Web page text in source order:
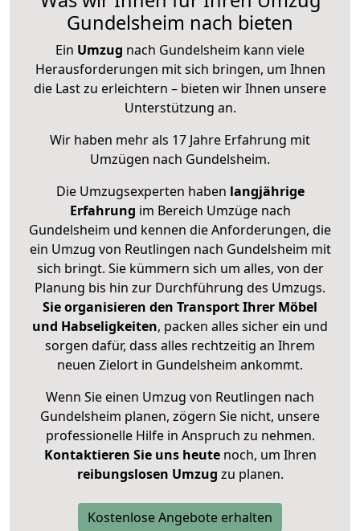
Gundelsheim nach bieten
Ein Umzug nach Gundelsheim kann viele
Herausforderungen mit sich bringen, um Ihnen
die Last zu erleichtern – bieten wir Ihnen unsere
Unterstützung an.
Wir haben mehr als 17 Jahre Erfahrung mit
Umzügen nach Gundelsheim.
Die Umzugsexperten haben langjährige
Erfahrung im Bereich Umzüge nach
Gundelsheim und kennen die Anforderungen, die
ein Umzug von Reutlingen nach Gundelsheim mit
sich bringt. Sie kümmern sich um alles, von der
Planung bis hin zur Durchführung des Umzugs.
Sie organisieren den Transport Ihrer Möbel
und Habseligkeiten, packen alles sicher ein und
sorgen dafür, dass alles rechtzeitig an Ihrem
neuen Zielort in Gundelsheim ankommt.
Wenn Sie einen Umzug von Reutlingen nach
Gundelsheim planen, zögern Sie nicht, unsere
professionelle Hilfe in Anspruch zu nehmen.
Kontaktieren Sie uns heutenoch, um Ihren
reibungslosen Umzug zu planen.
Kostenlose Angebote erhalten